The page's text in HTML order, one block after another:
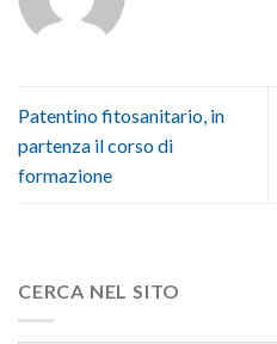
Patentino fitosanitario, in
partenza il corso di
formazione
CERCA NEL SITO